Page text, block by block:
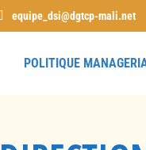
equipe_dsi@dgtcp-mali.net
POLITIQUE